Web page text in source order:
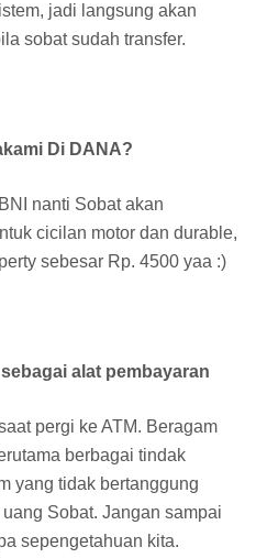
jadi langsung akan
sobat sudah transfer.
Di DANA?
nanti Sobat akan
cicilan motor dan durable,
sebesar Rp. 4500 yaa :)
alat pembayaran
pergi ke ATM. Beragam
berbagai tindak
yang tidak bertanggung
Sobat. Jangan sampai
sepengetahuan kita.